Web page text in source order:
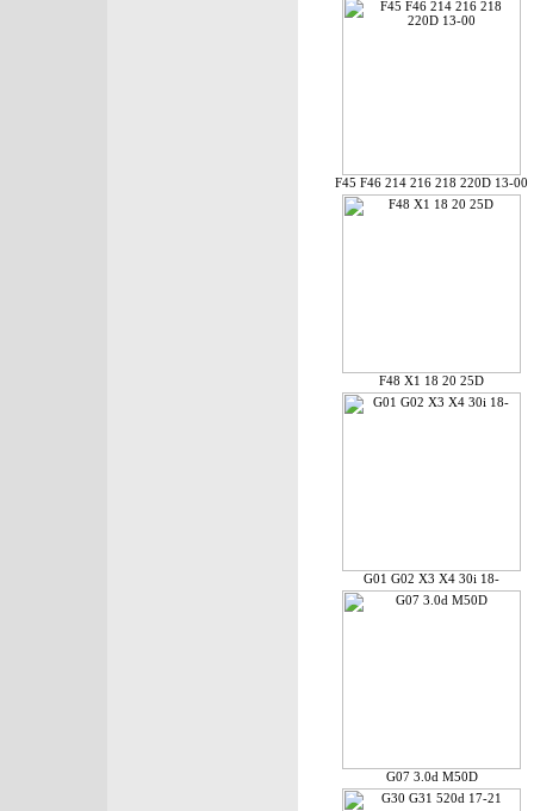
F45 F46 214 216 218 220D 13-00
F48 X1 18 20 25D
G01 G02 X3 X4 30i 18-
G07 3.0d M50D